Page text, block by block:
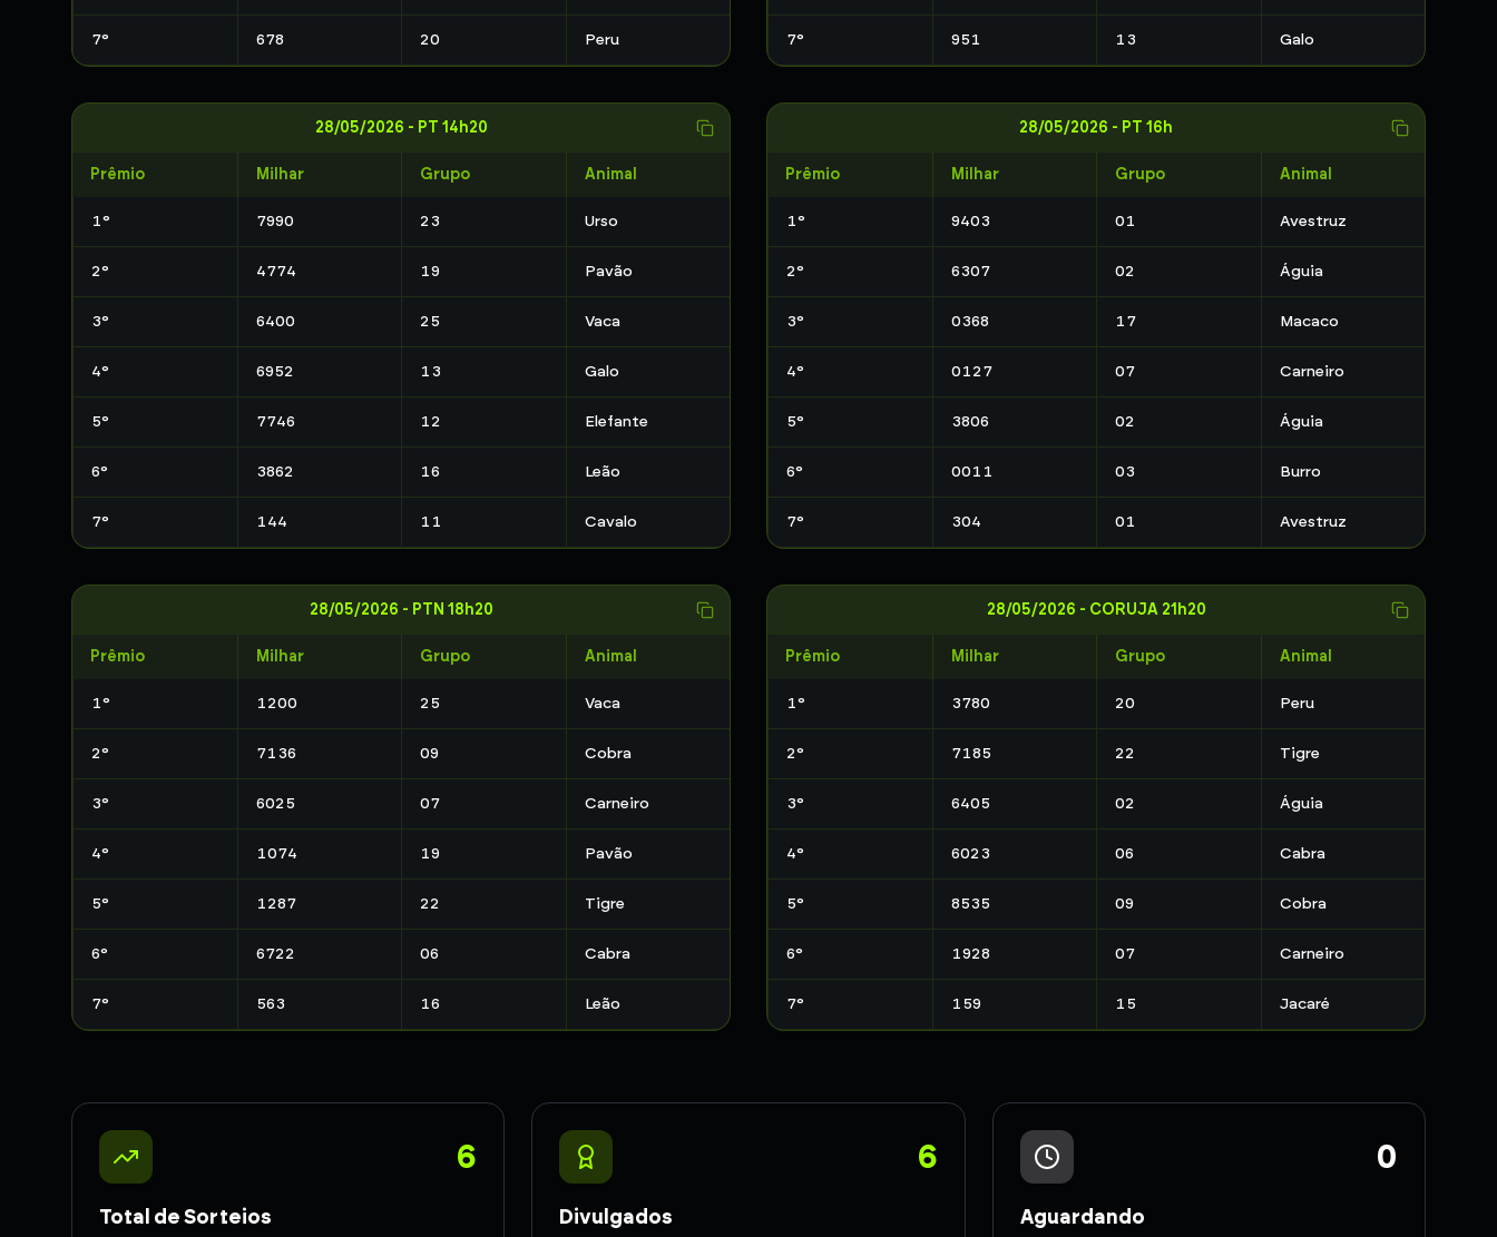
7° 678 20 Peru 7° 951 13 Galo
28/05/2026 - PT 14h20
Prêmio Milhar Grupo Animal
1° 7990 23 Urso
2° 4774 19 Pavão
3° 6400 25 Vaca
4° 6952 13 Galo
5° 7746 12 Elefante
6° 3862 16 Leão
7° 144 11 Cavalo
28/05/2026 - PT 16h
Prêmio Milhar Grupo Animal
1° 9403 01 Avestruz
2° 6307 02 Águia
3° 0368 17 Macaco
4° 0127 07 Carneiro
5° 3806 02 Águia
6° 0011 03 Burro
7° 304 01 Avestruz
28/05/2026 - PTN 18h20
Prêmio Milhar Grupo Animal
1° 1200 25 Vaca
2° 7136 09 Cobra
3° 6025 07 Carneiro
4° 1074 19 Pavão
5° 1287 22 Tigre
6° 6722 06 Cabra
7° 563 16 Leão
28/05/2026 - CORUJA 21h20
Prêmio Milhar Grupo Animal
1° 3780 20 Peru
2° 7185 22 Tigre
3° 6405 02 Águia
4° 6023 06 Cabra
5° 8535 09 Cobra
6° 1928 07 Carneiro
7° 159 15 Jacaré
6
Total de Sorteios
6
Divulgados
0
Aguardando